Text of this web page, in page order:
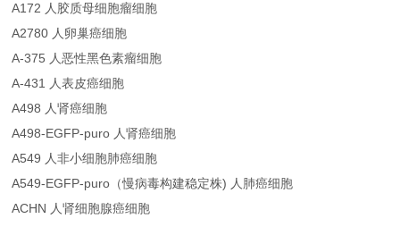
A172 人胶质母细胞瘤细胞
A2780 人卵巢癌细胞
A-375 人恶性黑色素瘤细胞
A-431 人表皮癌细胞
A498 人肾癌细胞
A498-EGFP-puro 人肾癌细胞
A549 人非小细胞肺癌细胞
A549-EGFP-puro（慢病毒构建稳定株) 人肺癌细胞
ACHN 人肾细胞腺癌细胞